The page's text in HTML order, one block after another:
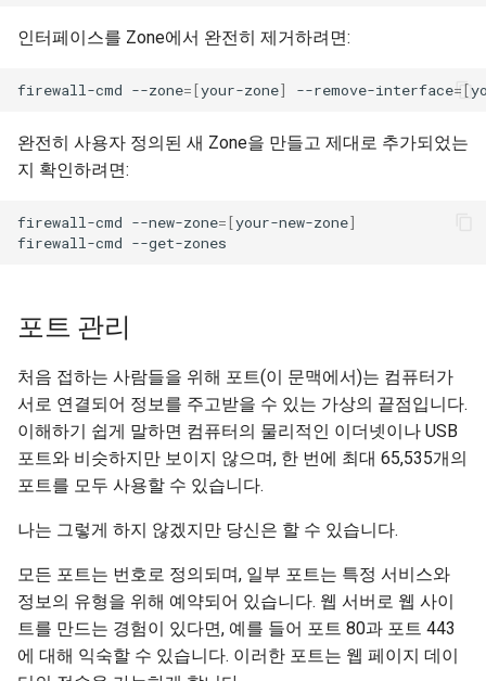
인터페이스를 Zone에서 완전히 제거하려면:
firewall-cmd --zone=[your-zone] --remove-interface=[
완전히 사용자 정의된 새 Zone을 만들고 제대로 추가되었는
지 확인하려면:
firewall-cmd --new-zone=[your-new-zone]
firewall-cmd
포트 관리
처음 접하는 사람들을 위해 포트(이 문맥에서)는 컴퓨터가
서로 연결되어 정보를 주고받을 수 있는 가상의 끝점입니다.
이해하기 쉽게 말하면 컴퓨터의 물리적인 이더넷이나 USB
포트와 비슷하지만 보이지 않으며, 한 번에 최대 65,535개의
포트를 모두 사용할 수 있습니다.
나는 그렇게 하지 않겠지만 당신은 할 수 있습니다.
모든 포트는 번호로 정의되며, 일부 포트는 특정 서비스와
정보의 유형을 위해 예약되어 있습니다. 웹 서버로 웹 사이
트를 만드는 경험이 있다면, 예를 들어 포트 80과 포트 443
에 대해 익숙할 수 있습니다. 이러한 포트는 웹 페이지 데이